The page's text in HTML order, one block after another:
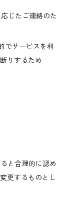
じたご連絡のた
でサービスを利
りするため
と合理的に認め
更するものとし